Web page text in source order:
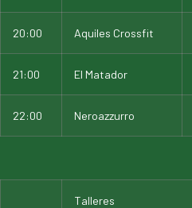
20:00 Aquiles Crossfit
21:00 El Matador
22:00 Neroazzurro
Talleres